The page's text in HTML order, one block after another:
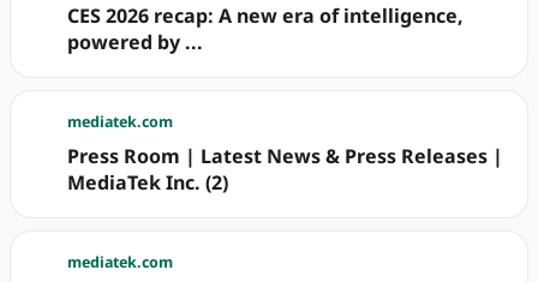
CES 2026 recap: A new era of intelligence,
powered by ...
mediatek.com
Press Room | Latest News & Press Releases |
MediaTek Inc. (2)
mediatek.com